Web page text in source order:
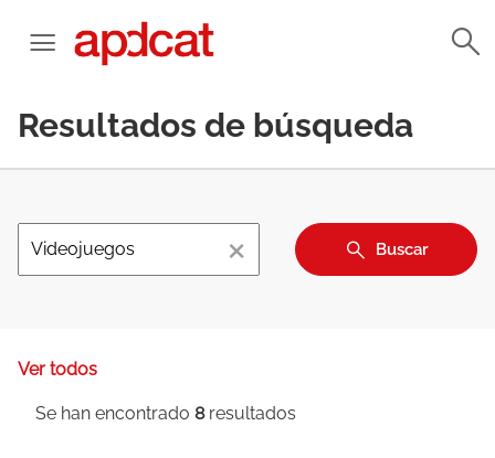
Resultados de búsqueda
× Buscar
Ver todos
Se han encontrado 8resultados